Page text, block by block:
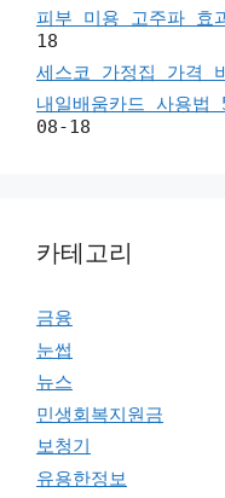
피부 미용 고주파 효
18
세스코 가정집 가격
내일배움카드 사용
08-18
카테고리
금융
눈썹
뉴스
민생회복지원금
보청기
유용한정보